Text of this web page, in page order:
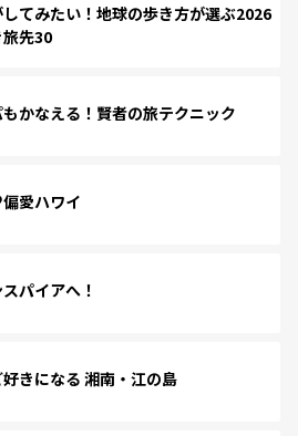
てみたい！地球の歩き方が選ぶ2026
先30
かなえる！賢者の旅テクニック
愛ハワイ
パイアへ！
きになる 湘南・江の島